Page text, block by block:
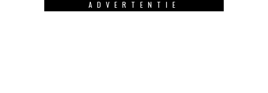
ADVERTENTIE